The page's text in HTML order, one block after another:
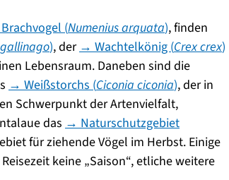
(Numenius arquata), finden
), der→ Wachtelkönig (Crex crex)
Lebensraum. Daneben sind die
→ Weißstorchs (Ciconia ciconia), der in
Schwerpunkt der Artenvielfalt,
das → Naturschutzgebiet
für ziehende Vögel im Herbst. Einige
keine „Saison“, etliche weitere